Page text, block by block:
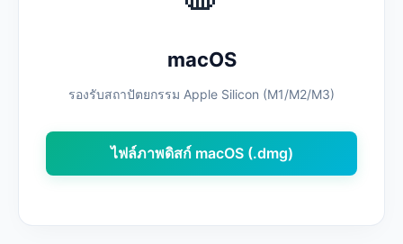
macOS
รองรับสถาปัตยกรรม Apple Silicon (M1/M2/M3)
ไฟล์ภาพดิสก์ macOS (.dmg)